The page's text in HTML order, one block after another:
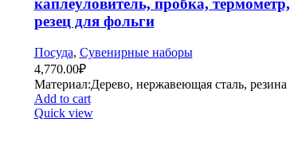
каплеуловитель, пробка, термометр,
резец для фольги
Посуда, Сувенирные наборы
4,770.00₽
Материал:Дерево, нержавеющая сталь, резина
Add to cart
Quick view